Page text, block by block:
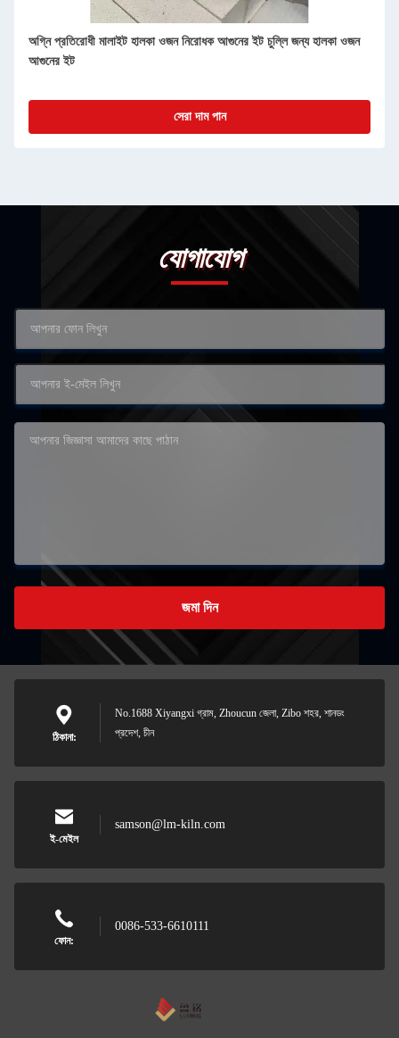
অগ্নি প্রতিরোধী মালাইট হালকা ওজন নিরোধক আগুনের ইট চুল্লি জন্য হালকা ওজন
আগুনের ইট
সেরা দাম পান
যোগাযোগ
জমা দিন
ঠিকানা:
No.1688 Xiyangxi গ্রাম, Zhoucun জেলা, Zibo শহর, শানডং
প্রদেশ, চীন
ই-মেইল
samson@lm-kiln.com
ফোন:
0086-533-6610111